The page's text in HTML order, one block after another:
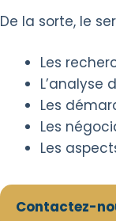
De la sorte, le
Les
L’analyse
Les
Les
Les
Contactez-